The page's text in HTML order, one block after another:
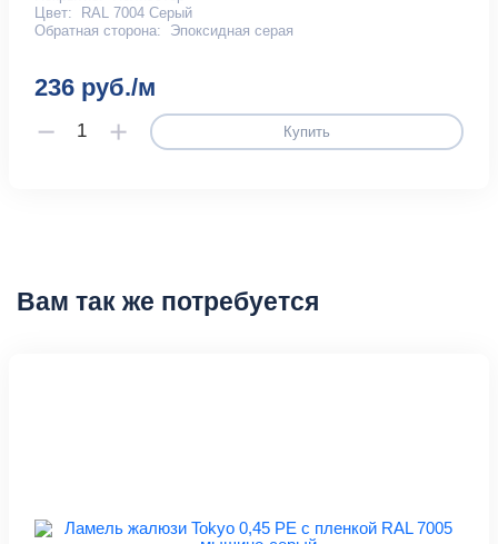
Цвет:
RAL 7004 Серый
Обратная сторона:
Эпоксидная серая
236 руб./м
Купить
Вам так же потребуется